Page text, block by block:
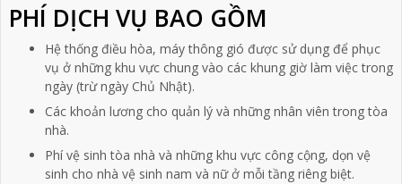
PHÍ DỊCH VỤ BAO GỒM
Hệ thống điều hòa, máy thông gió được sử dụng để phục
vụ ở những khu vực chung vào các khung giờ làm việc trong
ngày (trừ ngày Chủ Nhật).
Các khoản lương cho quản lý và những nhân viên trong tòa
nhà.
Phí vệ sinh tòa nhà và những khu vực công cộng, dọn vệ
sinh cho nhà vệ sinh nam và nữ ở mỗi tầng riêng biệt.